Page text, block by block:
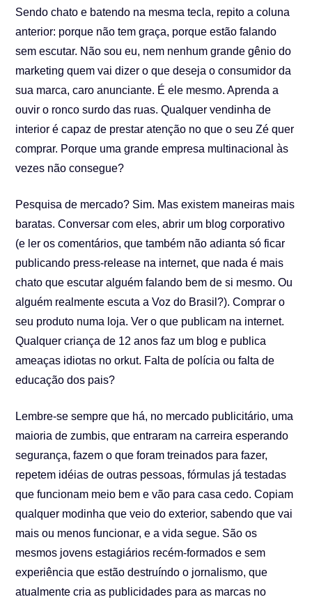
Sendo chato e batendo na mesma tecla, repito a coluna
anterior: porque não tem graça, porque estão falando
sem escutar. Não sou eu, nem nenhum grande gênio do
marketing quem vai dizer o que deseja o consumidor da
sua marca, caro anunciante. É ele mesmo. Aprenda a
ouvir o ronco surdo das ruas. Qualquer vendinha de
interior é capaz de prestar atenção no que o seu Zé quer
comprar. Porque uma grande empresa multinacional às
vezes não consegue?
Pesquisa de mercado? Sim. Mas existem maneiras mais
baratas. Conversar com eles, abrir um blog corporativo
(e ler os comentários, que também não adianta só ficar
publicando press-release na internet, que nada é mais
chato que escutar alguém falando bem de si mesmo. Ou
alguém realmente escuta a Voz do Brasil?). Comprar o
seu produto numa loja. Ver o que publicam na internet.
Qualquer criança de 12 anos faz um blog e publica
ameaças idiotas no orkut. Falta de polícia ou falta de
educação dos pais?
Lembre-se sempre que há, no mercado publicitário, uma
maioria de zumbis, que entraram na carreira esperando
segurança, fazem o que foram treinados para fazer,
repetem idéias de outras pessoas, fórmulas já testadas
que funcionam meio bem e vão para casa cedo. Copiam
qualquer modinha que veio do exterior, sabendo que vai
mais ou menos funcionar, e a vida segue. São os
mesmos jovens estagiários recém-formados e sem
experiência que estão destruíndo o jornalismo, que
atualmente cria as publicidades para as marcas no